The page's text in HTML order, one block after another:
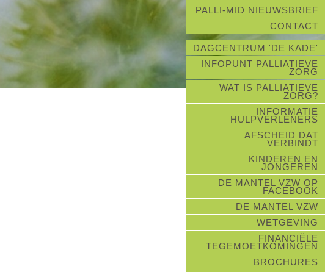
PALLI-MID NIEUWSBRIEF
CONTACT
DAGCENTRUM 'DE KADE'
INFOPUNT PALLIATIEVE
ZORG
WAT IS PALLIATIEVE
ZORG?
INFORMATIE
HULPVERLENERS
AFSCHEID DAT
VERBINDT
KINDEREN EN
JONGEREN
DE MANTEL VZW OP
FACEBOOK
DE MANTEL VZW
WETGEVING
FINANCIËLE
TEGEMOETKOMINGEN
BROCHURES